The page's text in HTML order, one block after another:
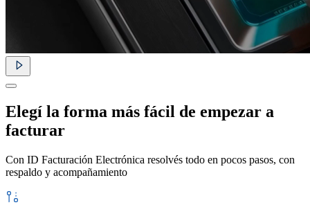
Elegí la forma más fácil de empezar a
facturar
Con ID Facturación Electrónica resolvés todo en pocos pasos, con
respaldo y acompañamiento